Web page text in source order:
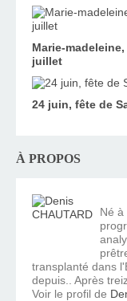
Marie-
juillet
24 juin, fête de
À PROPOS
Né à
transplanté dans
depuis.. Après
Voir le profil de